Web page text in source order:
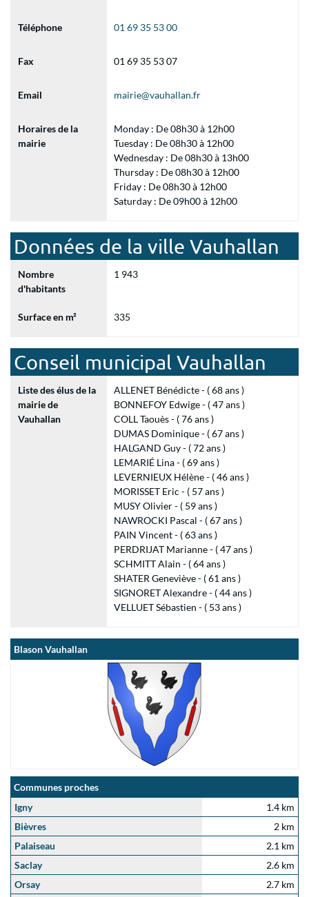
Téléphone 01 69 35 53 00
Fax 01 69 35 53 07
Email mairie@vauhallan.fr
Horaires de la
mairie
Monday : De 08h30 à 12h00
Tuesday : De 08h30 à 12h00
Wednesday : De 08h30 à 13h00
Thursday : De 08h30 à 12h00
Friday : De 08h30 à 12h00
Saturday : De 09h00 à 12h00
Données de la ville Vauhallan
Nombre
d'habitants
1 943
Surface en m² 335
Conseil municipal Vauhallan
Liste des élus de la
mairie de
Vauhallan
ALLENET Bénédicte - ( 68 ans )
BONNEFOY Edwige - ( 47 ans )
COLL Taouès - ( 76 ans )
DUMAS Dominique - ( 67 ans )
HALGAND Guy - ( 72 ans )
LEMARIÉ Lina - ( 69 ans )
LEVERNIEUX Hélène - ( 46 ans )
MORISSET Eric - ( 57 ans )
MUSY Olivier - ( 59 ans )
NAWROCKI Pascal - ( 67 ans )
PAIN Vincent - ( 63 ans )
PERDRIJAT Marianne - ( 47 ans )
SCHMITT Alain - ( 64 ans )
SHATER Geneviève - ( 61 ans )
SIGNORET Alexandre - ( 44 ans )
VELLUET Sébastien - ( 53 ans )
Blason Vauhallan
Communes proches
Igny
1.4 km
Bièvres
2 km
Palaiseau
2.1 km
Saclay
2.6 km
Orsay
2.7 km